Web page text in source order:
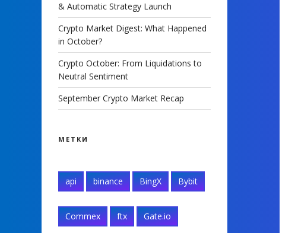
& Automatic Strategy Launch
Crypto Market Digest: What Happened
in October?
Crypto October: From Liquidations to
Neutral Sentiment
September Crypto Market Recap
МЕТКИ
api binance BingX Bybit
Commex ftx Gate.io